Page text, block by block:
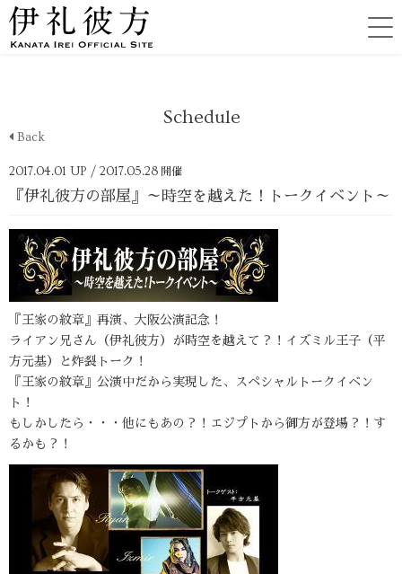
Schedule
Back
2017.04.01 UP / 2017.05.28 開催
『伊礼彼方の部屋』～時空を越えた！トークイベント～
『王家の紋章』再演、大阪公演記念！
ライアン兄さん（伊礼彼方）が時空を越えて？！イズミル王子（平
方元基）と炸裂トーク！
『王家の紋章』公演中だから実現した、スペシャルトークイベン
ト！
もしかしたら・・・他にもあの？！エジプトから御方が登場？！す
るかも？！